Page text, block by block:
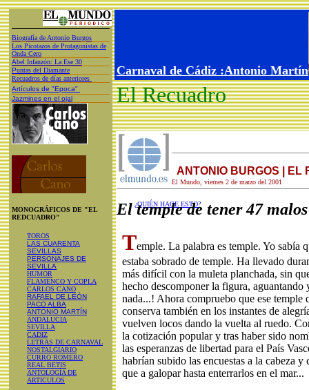
Biografía de Antonio Burgos
Los Picotazos de Protagonistas de
Onda Cero
Abel Infanzón: La Ese 30
Puntas del Diamante
Recuadros de días anteriores
Artículos de "Epoca"
Jazmines en el ojal
MONOGRÁFICOS DE "EL
REDCUADRO"
TOROS
LAS CUARENTA
SEVILLAS
PERSONAJES DE
SEVILLA
HUMOR
FLAMENCO Y COPLA
CARLOS CANO
RAFAEL DE LEÓN
PACO ALBA
ANTONIO MARTÍN
ANDALUCIA
SEVILLA
CADIZ
LETRAS DE CARNAVAL
NOSTALGIARIO
CURRO ROMERO
REAL BETIS
ANTOLOGÍA DE
ARTICULOS
Carnaval de Cádiz :Antonio Martín
El Recuadro
El Mundo, viernes 2 de marzo del 2001
¿QUIÉN HACE ESTO?
ANTONIO BURGOS | EL
El temple de tener 47
Temple. La palabra es temple. Yo sabía
estaba sobrado de temple. Ha llevado
más difícil con la muleta planchada, sin
hecho descomponer la figura, aguantando
nada...! Ahora compruebo que ese temple
conserva también en los instantes de
vuelven locos dando la vuelta al ruedo.
la cotización popular y tras haber sido
las esperanzas de libertad para el País
habrían subido las encuestas a la cabeza
que a galopar hasta enterrarlos en el mar...